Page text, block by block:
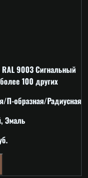
9003 Сигнальный
100 других
П-образная/Радиусная
Эмаль